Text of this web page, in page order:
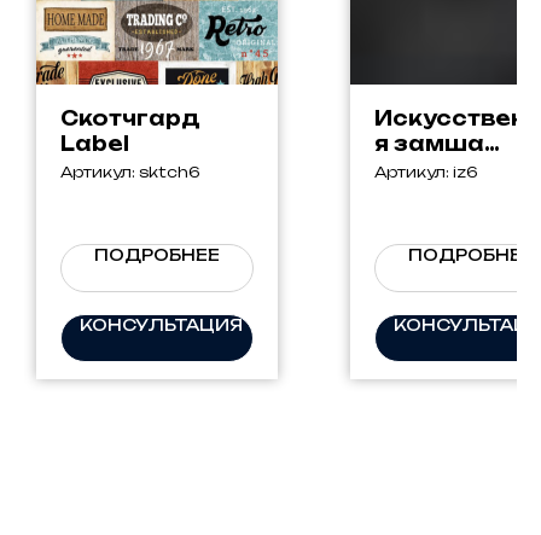
Скотчгард
Label
Артикул: sktch6
ПОДРОБНЕЕ
КОНСУЛЬТАЦИЯ
я замша
Perfect
Артикул: iz6
ПОДРОБНЕЕ